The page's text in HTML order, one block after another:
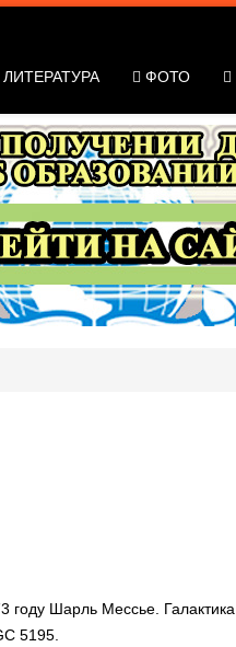
ЛИТЕРАТУРА ФОТО
году Шарль Мессье.
5195.